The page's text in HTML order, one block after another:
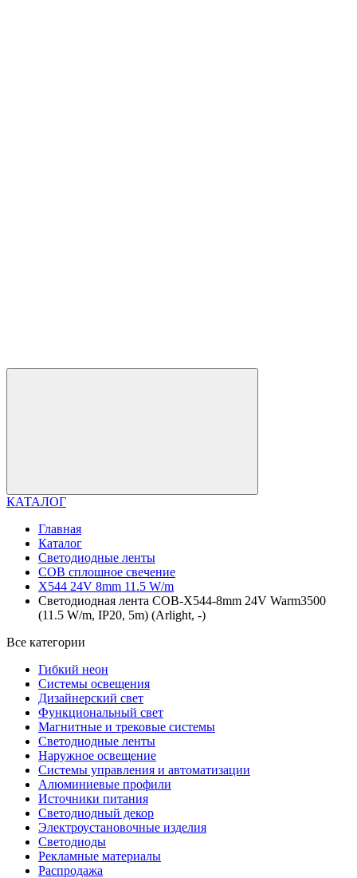
КАТАЛОГ
Главная
Каталог
Светодиодные ленты
COB сплошное свечение
X544 24V 8mm 11.5 W/m
Светодиодная лента COB-X544-8mm 24V Warm3500
(11.5 W/m, IP20, 5m) (Arlight, -)
Все категории
Гибкий неон
Системы освещения
Дизайнерский свет
Функциональный свет
Магнитные и трековые системы
Светодиодные ленты
Наружное освещение
Системы управления и автоматизации
Алюминиевые профили
Источники питания
Светодиодный декор
Электроустановочные изделия
Светодиоды
Рекламные материалы
Распродажа